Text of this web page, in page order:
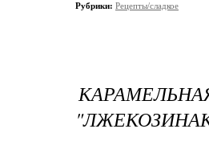
Рубрики: Рецепты/сладкое